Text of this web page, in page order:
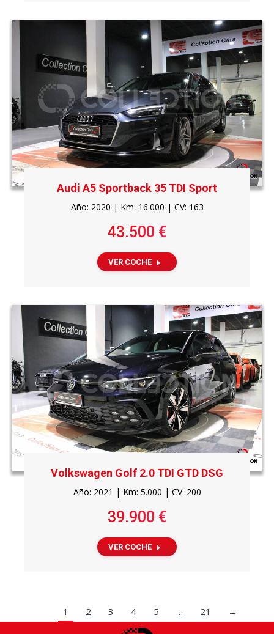
Audi A5 Sportback 35 TDI Sport
Año: 2020 | Km: 16.000 | CV: 163
43.500 €
VER COCHE
Volkswagen Golf 2.0 TDI GTD DSG
Año: 2021 | Km: 5.000 | CV: 200
39.900 €
VER COCHE
1 2 3 4 5 … 21 →